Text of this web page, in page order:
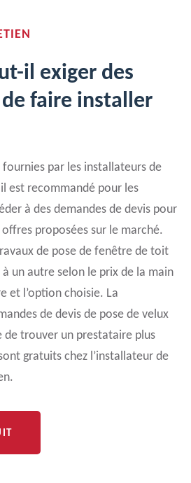
il exiger des
faire installer
par les installateurs de
est recommandé pour les
à des demandes de devis pour
proposées sur le marché.
de pose de fenêtre de toit
un autre selon le prix de la main
et l’option choisie. La
de devis de pose de velux
trouver un prestataire plus
gratuits chez l’installateur de